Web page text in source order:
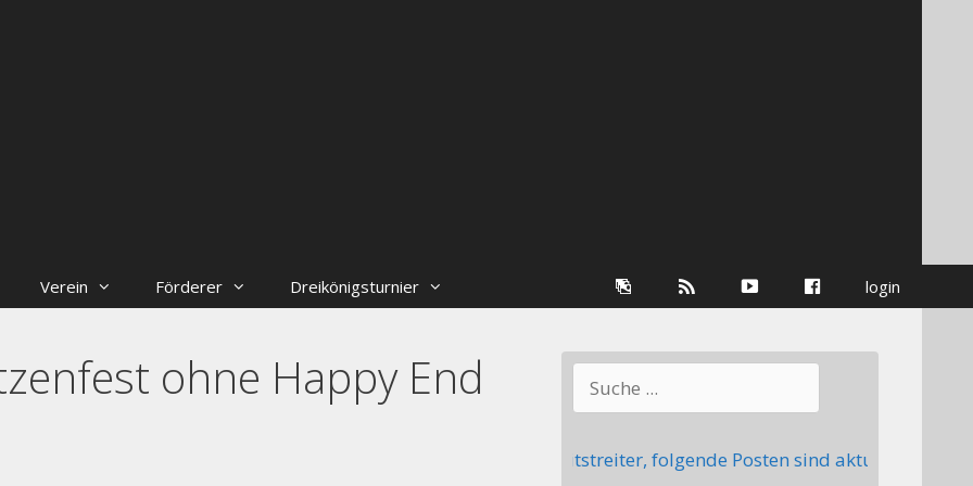
Verein Förderer Dreikönigsturnier login
Facebook
youtube
Galerie
ohne Happy End
++++ Der Vorstand der Handballabteilung sucht Mitstreiter, folgende Posten sind aktuell nicht